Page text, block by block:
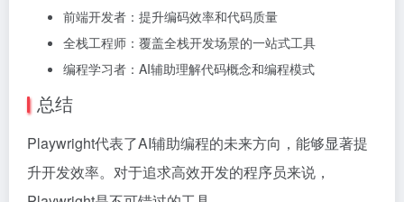
前端开发者：提升编码效率和代码质量
全栈工程师：覆盖全栈开发场景的一站式工具
编程学习者：AI辅助理解代码概念和编程模式
总结
Playwright代表了AI辅助编程的未来方向，能够显著提
升开发效率。对于追求高效开发的程序员来说，